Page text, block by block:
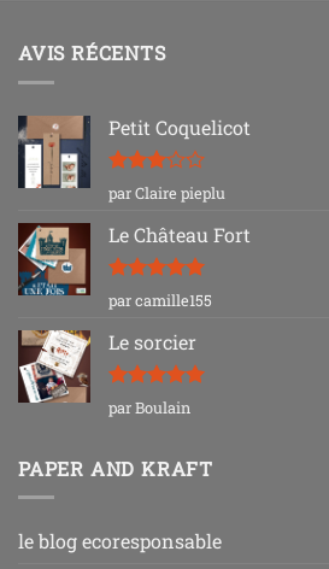
AVIS RÉCENTS
Petit Coquelicot
Note3
sur 5
par Claire pieplu
Le Château Fort
Note5sur
5
par camille155
Le sorcier
Note5sur
5
par Boulain
PAPER AND KRAFT
le blog ecoresponsable